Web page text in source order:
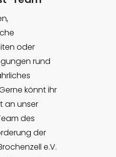
oder
rund
könnt ihr
an unser
des
der
e.V.